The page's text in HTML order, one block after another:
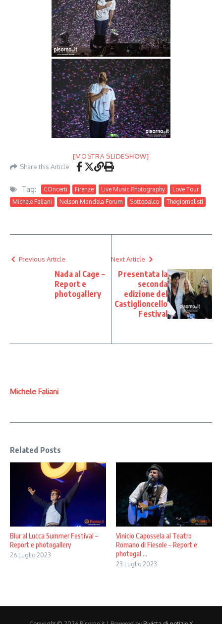
[MOSTRA SLIDESHOW]
Share this Article
Tag: COncerti Firenze Live Music Photography
Love Tour
Michele Faliani
Nelson Mandela Forum Sottopalco Thegiornalisti
Previous Article
Nada al Cage –
Report e
photogallery
Next Article
Presentata la
seconda
edizione del
Castiglioncello
Festival
Michele Faliani
Related Posts
Blur al Lucca Summer Festival –
Report e photogallery
26 Luglio 2023
Vinicio Capossela al Teatro
Romano di Fiesole – Report e
photogal ...
23 Luglio 2023